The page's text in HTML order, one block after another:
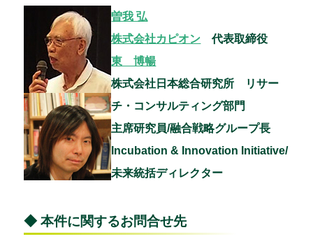
曽我 弘
株式会社カピオン 代表取締役
東 博暢
株式会社日本総合研究所 リサー
チ・コンサルティング部門
主席研究員/融合戦略グループ長
Incubation & Innovation Initiative/
未来統括ディレクター
◆ 本件に関するお問合せ先